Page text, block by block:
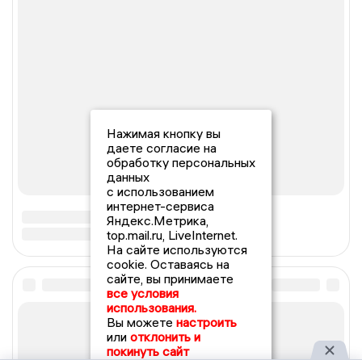
Нажимая кнопку вы
даете согласие на
обработку персональных
данных
с использованием
интернет-сервиса
Яндекс.Метрика,
top.mail.ru, LiveInternet.
На сайте используются
cookie. Оставаясь на
сайте, вы принимаете
все условия
использования.
Вы можете настроить
или отклонить и
покинуть сайт